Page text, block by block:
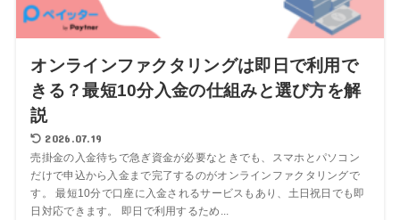
オンラインファクタリングは即日で利用で
きる？最短10分入金の仕組みと選び方を解
説
2026.07.19
売掛金の入金待ちで急ぎ資金が必要なときでも、スマホとパソコン
だけで申込から入金まで完了するのがオンラインファクタリングで
す。 最短10分で口座に入金されるサービスもあり、土日祝日でも即
日対応できます。 即日で利用するため...